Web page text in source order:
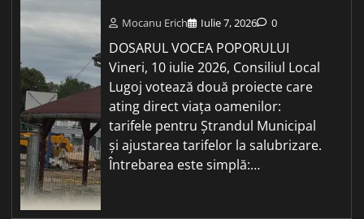
Mocanu Erich Iulie 7, 2026 0
DOSARUL VOCEA POPORULUI
Vineri, 10 iulie 2026, Consiliul Local
Lugoj votează două proiecte care
ating direct viața oamenilor:
tarifele pentru Ștrandul Municipal
și ajustarea tarifelor la salubrizare.
Întrebarea este simplă:…